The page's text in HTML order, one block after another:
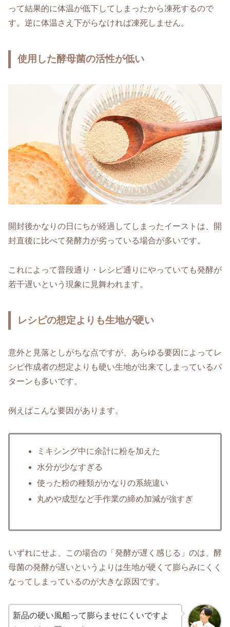
って結果的に体温が低下してしまったから凍死するので
す。逆に体温さえ下がらなければ凍死しません。
使用した酵母菌の活性が低い
開封後かなりの日にちが経過してしまったイーストは、開
封直後に比べて発酵力が劣っている場合が多いです。
これによって普段通り・レシピ通りにやっていても発酵が
若干遅いという現象に見舞われます。
レシピの想定よりも生地が硬い
意外と見落としがちな点ですが、あらゆる要因によってレ
シピ作成者の想定よりも硬い生地が出来てしまっているパ
ターンも多いです。
例えばこんな要因があります。
ミキシング中に余計に粉を加えた
水分が少なすぎる
使った粉の種類がかなりの系統違い
丸めや成型など手作業の締め加減が強すぎ
いずれにせよ、この場合の「発酵が遅く感じる」のは、酵
母菌の発酵が遅いというよりは生地が硬くて膨らみにくく
なってしまっているのが大きな原因です。
新品の硬い風船って膨らませにくいですよ